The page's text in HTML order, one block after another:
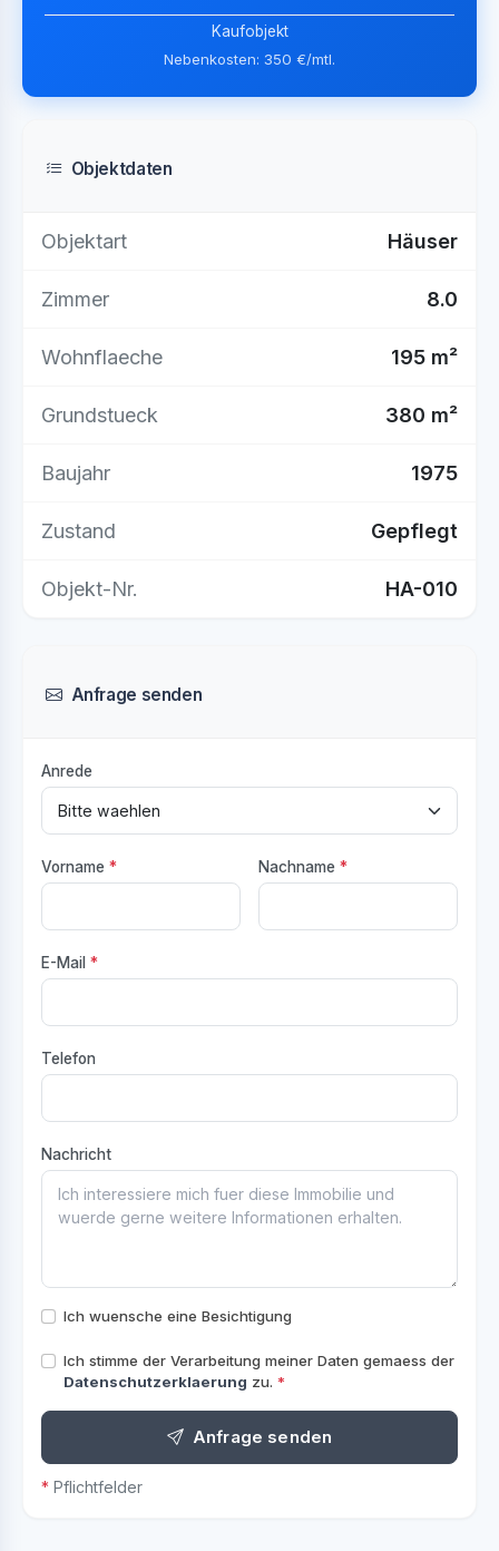
Kaufobjekt
Nebenkosten: 350 €/mtl.
Objektdaten
Objektart Häuser
Zimmer 8.0
Wohnflaeche 195 m²
Grundstueck 380 m²
Baujahr 1975
Zustand Gepflegt
Objekt-Nr. HA-010
Anfrage senden
Anrede
Vorname * Nachname *
E-Mail *
Telefon
Nachricht
Ich wuensche eine Besichtigung
Ich stimme der Verarbeitung meiner Daten gemaess der
Datenschutzerklaerung zu. *
Anfrage senden
* Pflichtfelder